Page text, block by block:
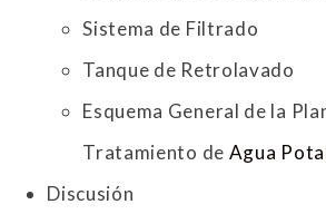
Sistema de Filtrado
Tanque de Retrolavado
Esquema General de la
Tratamiento de Agua
Discusión